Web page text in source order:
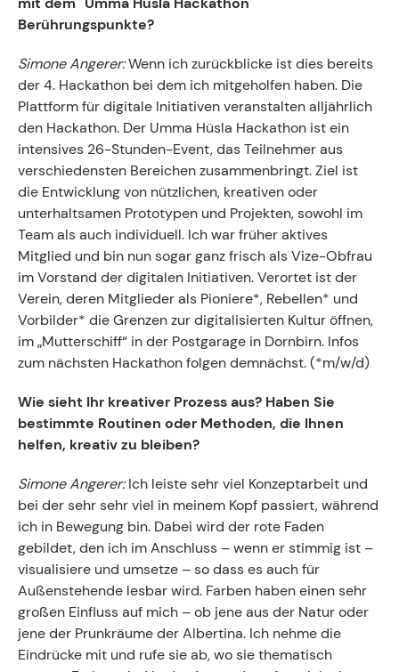
Berührungspunkte?
Simone Angerer:Wenn ich zurückblicke ist dies bereits
der 4. Hackathon bei dem ich mitgeholfen haben. Die
Plattform für digitale Initiativen veranstalten alljährlich
den Hackathon. Der Umma Hüsla Hackathon ist ein
intensives 26-Stunden-Event, das Teilnehmer aus
verschiedensten Bereichen zusammenbringt. Ziel ist
die Entwicklung von nützlichen, kreativen oder
unterhaltsamen Prototypen und Projekten, sowohl im
Team als auch individuell. Ich war früher aktives
Mitglied und bin nun sogar ganz frisch als Vize-Obfrau
im Vorstand der digitalen Initiativen. Verortet ist der
Verein, deren Mitglieder als Pioniere*, Rebellen* und
Vorbilder* die Grenzen zur digitalisierten Kultur öffnen,
im „Mutterschiff“ in der Postgarage in Dornbirn. Infos
zum nächsten Hackathon folgen demnächst. (*m/w/d)
Wie sieht Ihr kreativer Prozess aus? Haben Sie
bestimmte Routinen oder Methoden, die Ihnen
helfen, kreativ zu bleiben?
Simone Angerer:Ich leiste sehr viel Konzeptarbeit und
bei der sehr sehr viel in meinem Kopf passiert, während
ich in Bewegung bin. Dabei wird der rote Faden
gebildet, den ich im Anschluss – wenn er stimmig ist –
visualisiere und umsetze – so dass es auch für
Außenstehende lesbar wird. Farben haben einen sehr
großen Einfluss auf mich – ob jene aus der Natur oder
jene der Prunkräume der Albertina. Ich nehme die
Eindrücke mit und rufe sie ab, wo sie thematisch